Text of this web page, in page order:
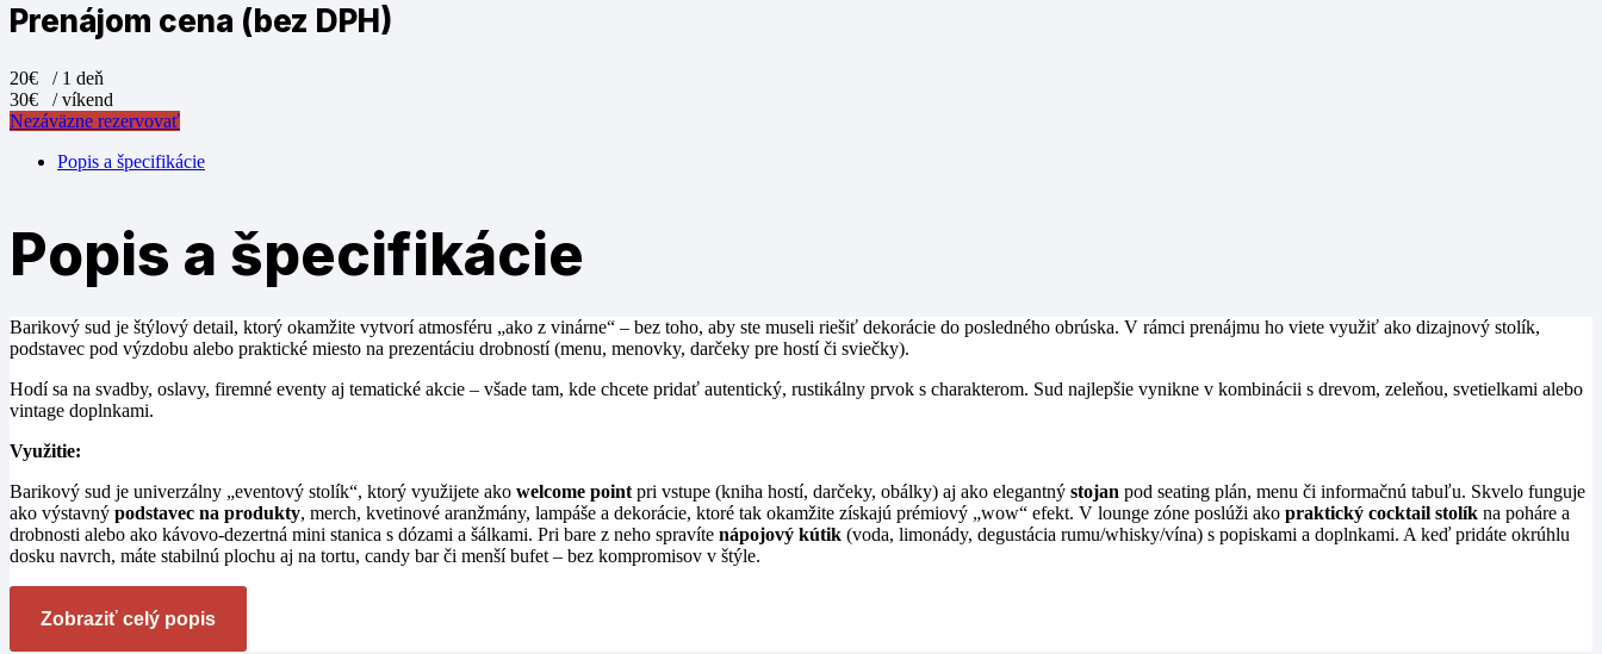
Prenájom cena (bez DPH)
20€ / 1 deň
30€ / víkend
Nezáväzne rezervovať
Popis a špecifikácie
Popis a špecifikácie
Barikový sud je štýlový detail, ktorý okamžite vytvorí atmosféru „ako z vinárne“ – bez toho, aby ste museli riešiť dekorácie do posledného obrúska. V rámci prenájmu ho viete využiť ako dizajnový stolík,
podstavec pod výzdobu alebo praktické miesto na prezentáciu drobností (menu, menovky, darčeky pre hostí či sviečky).
Hodí sa na svadby, oslavy, firemné eventy aj tematické akcie – všade tam, kde chcete pridať autentický, rustikálny prvok s charakterom. Sud najlepšie vynikne v kombinácii s drevom, zeleňou, svetielkami alebo
vintage doplnkami.
Využitie:
Barikový sud je univerzálny „eventový stolík“, ktorý využijete ako welcome point pri vstupe (kniha hostí, darčeky, obálky) aj ako elegantný stojan pod seating plán, menu či informačnú tabuľu. Skvelo funguje
ako výstavný podstavec na produkty, merch, kvetinové aranžmány, lampáše a dekorácie, ktoré tak okamžite získajú prémiový „wow“ efekt. V lounge zóne poslúži ako praktický cocktail stolík na poháre a
drobnosti alebo ako kávovo-dezertná mini stanica s dózami a šálkami. Pri bare z neho spravíte nápojový kútik (voda, limonády, degustácia rumu/whisky/vína) s popiskami a doplnkami. A keď pridáte okrúhlu
dosku navrch, máte stabilnú plochu aj na tortu, candy bar či menší bufet – bez kompromisov v štýle.
Zobraziť celý popis